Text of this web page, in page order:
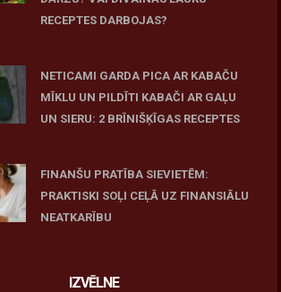
RECEPTES DARBOJAS?
NETICAMI GARDA PICA AR KABAČU
MĪKLU UN PILDĪTI KABAČI AR GAĻU
UN SIERU: 2 BRĪNIŠĶĪGAS RECEPTES
FINANŠU PRATĪBA SIEVIETĒM:
PRAKTISKI SOĻI CEĻĀ UZ FINANSIĀLU
NEATKARĪBU
IZVĒLNE